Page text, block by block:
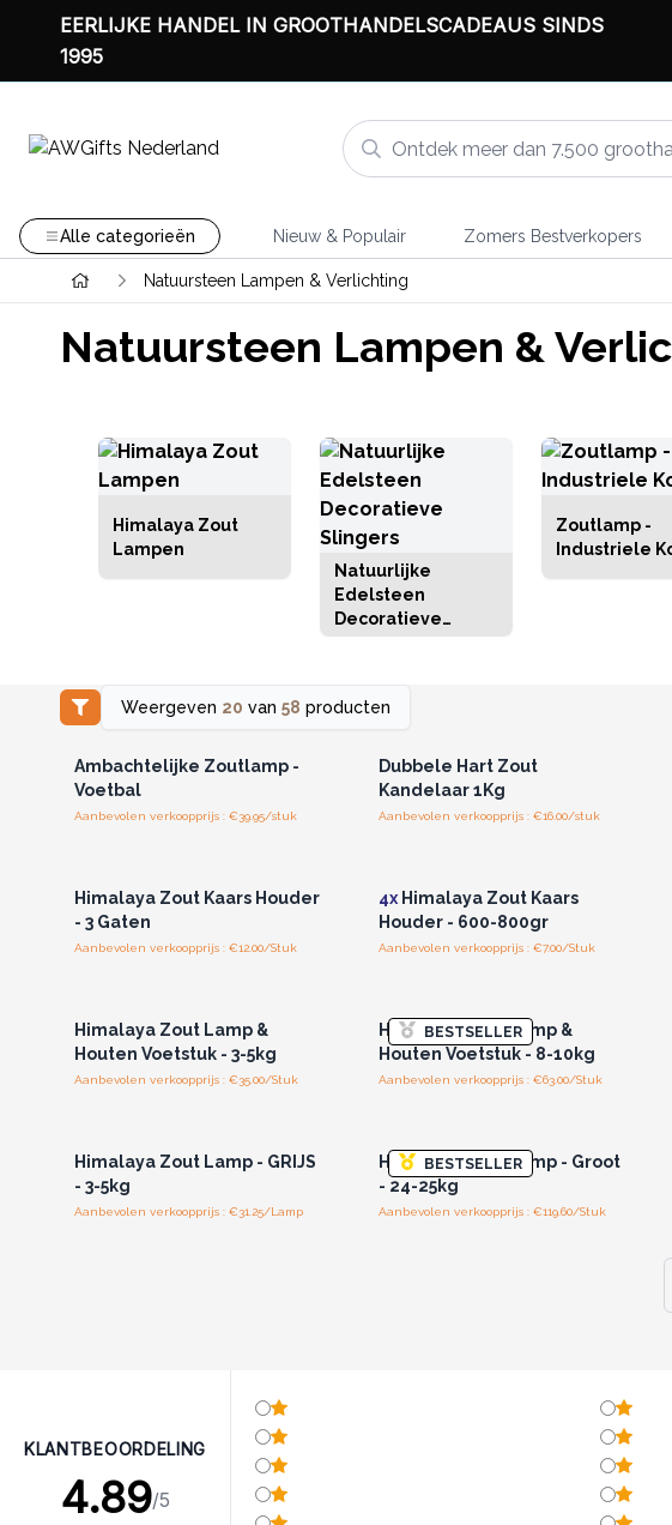
EERLIJKE HANDEL IN GROOTHANDELSCADEAUS SINDS
1995
Alle categorieën Nieuw & Populair Zomers Bestverkopers
Natuursteen Lampen & Verlichting
Natuursteen Lampen &
Himalaya Zout
Lampen
Natuurlijke
Edelsteen
Decoratieve
Slingers
Zoutlamp -
Industriele
Weergeven 20 van 58 producten
Log in of registreer u voor
groothandelsprijzen.
Ambachtelijke Zoutlamp -
Voetbal
Aanbevolen verkoopprijs : €39.95/stuk
Dubbele Hart Zout
Kandelaar 1Kg
Aanbevolen verkoopprijs : €16.00/stuk
Himalaya Zout Kaars Houder
- 3 Gaten
Aanbevolen verkoopprijs : €12.00/Stuk
4xHimalaya Zout Kaars
Houder - 600-800gr
Aanbevolen verkoopprijs : €7.00/Stuk
Himalaya Zout Lamp &
Houten Voetstuk - 3-5kg
Aanbevolen verkoopprijs : €35.00/Stuk
BESTSELLER
Himalaya Zout Lamp &
Houten Voetstuk - 8-10kg
Aanbevolen verkoopprijs : €63.00/Stuk
Himalaya Zout Lamp - GRIJS
- 3-5kg
Aanbevolen verkoopprijs : €31.25/Lamp
BESTSELLER
Himalaya Zout Lamp - Groot
- 24-25kg
Aanbevolen verkoopprijs : €119.60/Stuk
KLANTBEOORDELING
4.89/5